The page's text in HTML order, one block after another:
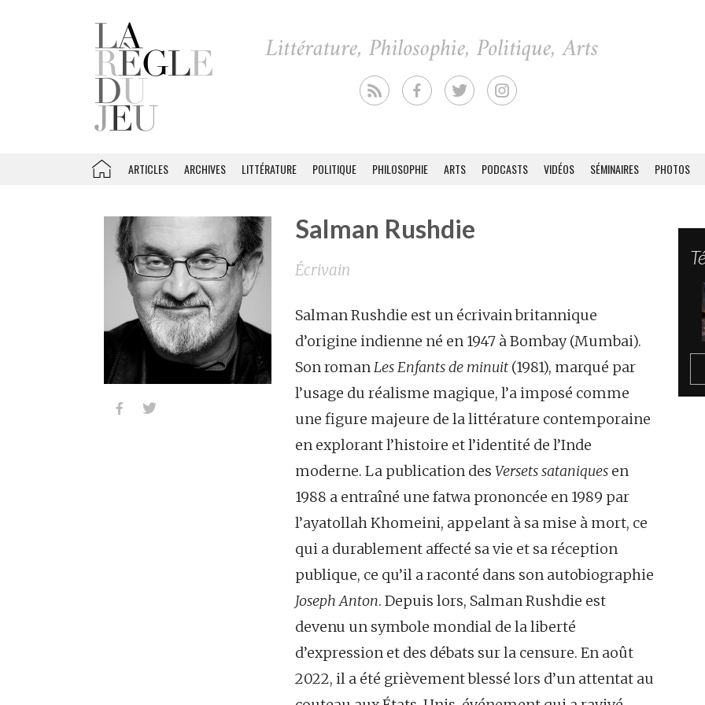
ARTICLES ARCHIVES LITTÉRATURE POLITIQUE PHILOSOPHIE ARTS PODCASTS VIDÉOS SÉMINAIRES PHOTOS
 
Salman Rushdie
Écrivain
Salman Rushdie est un écrivain britannique
d’origine indienne né en 1947 à Bombay (Mumbai).
Son romanLes Enfants de minuit (1981), marqué par
l’usage du réalisme magique, l’a imposé comme
une figure majeure de la littérature contemporaine
en explorant l’histoire et l’identité de l’Inde
moderne. La publication desVersets sataniques en
1988 a entraîné une fatwa prononcée en 1989 par
l’ayatollah Khomeini, appelant à sa mise à mort, ce
qui a durablement affecté sa vie et sa réception
publique, ce qu’il a raconté dans son autobiographie
Joseph Anton. Depuis lors, Salman Rushdie est
devenu un symbole mondial de la liberté
d’expression et des débats sur la censure. En août
2022, il a été grièvement blessé lors d’un attentat au